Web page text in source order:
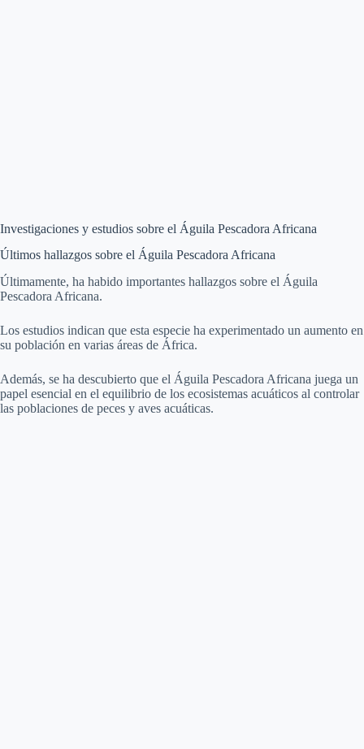
Investigaciones y estudios sobre el Águila Pescadora Africana
Últimos hallazgos sobre el Águila Pescadora Africana
Últimamente, ha habido importantes hallazgos sobre el Águila
Pescadora Africana.
Los estudios indican que esta especie ha experimentado un aumento en
su población en varias áreas de África.
Además, se ha descubierto que el Águila Pescadora Africana juega un
papel esencial en el equilibrio de los ecosistemas acuáticos al controlar
las poblaciones de peces y aves acuáticas.